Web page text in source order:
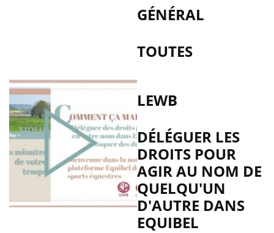
GÉNÉRAL
TOUTES
LEWB
DÉLÉGUER LES
DROITS POUR
AGIR AU NOM DE
QUELQU'UN
D'AUTRE DANS
EQUIBEL